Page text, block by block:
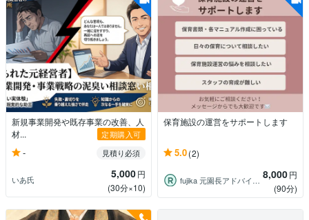
新規事業開発や既存事業の改善、人
材...
定期購入可
- 見積り必須
いあ氏 5,000円
(30分×10)
保育施設の運営をサポートします
5.0(2)
fujika 元園長アドバイザー 8,000円
(90分)